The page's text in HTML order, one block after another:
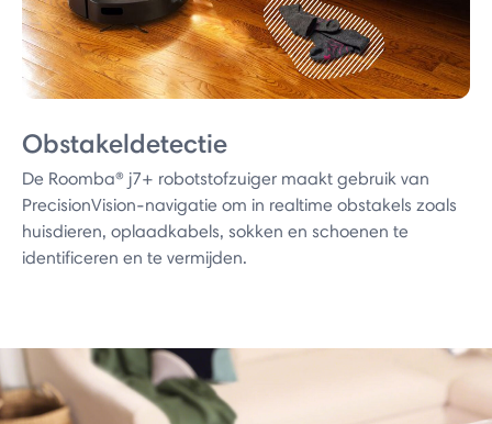
Obstakeldetectie
De Roomba® j7+ robotstofzuiger maakt gebruik van
PrecisionVision-navigatie om in realtime obstakels zoals
huisdieren, oplaadkabels, sokken en schoenen te
identificeren en te vermijden.